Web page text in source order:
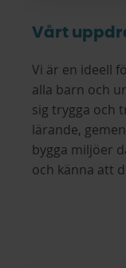
Vårt
Vi är en ideell
alla barn och
sig trygga och
lärande,
bygga miljöer
och känna att